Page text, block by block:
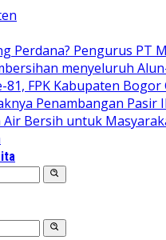
Perdana? Pengurus
menyeluruh
81, FPK Kabupaten
Penambangan Pasir
Bersih untuk